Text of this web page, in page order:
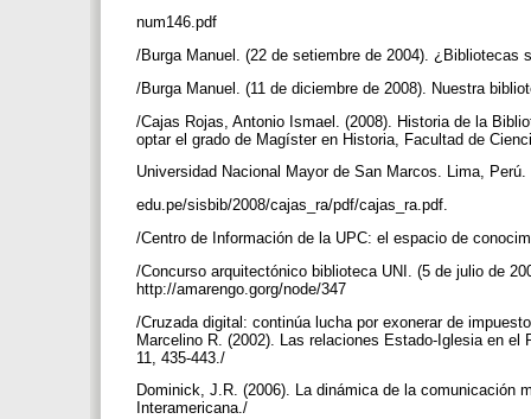
num146.pdf
/Burga Manuel. (22 de setiembre de 2004).
/Burga Manuel. (11 de diciembre de 2008). Nuestra
/Cajas Rojas, Antonio Ismael. (2008). Historia de la
optar el grado de Magíster en Historia, Facultad de
Universidad Nacional Mayor de San Marcos. Lima,
edu.pe/sisbib/2008/cajas_ra/pdf/cajas_ra.pdf.
/Centro de Información de la UPC: el espacio de
/Concurso arquitectónico biblioteca UNI. (5 de julio de
http://amarengo.gorg/node/347
/Cruzada digital: continúa lucha por exonerar de
Marcelino R. (2002). Las relaciones Estado-Iglesia en
11, 435-443./
Dominick, J.R. (2006). La dinámica de la comunicación
Interamericana./